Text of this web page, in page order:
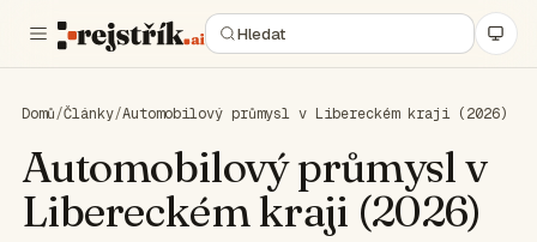
Domů/Články/Automobilový průmysl v Libereckém kraji (2026)
Automobilový průmysl v
Libereckém kraji (2026)